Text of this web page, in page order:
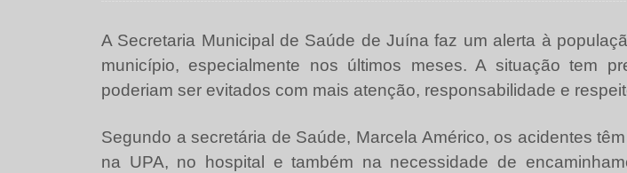
A Secretaria Municipal de Saúde de Juína faz um alerta à
município, especialmente nos últimos meses. A situação tem
poderiam ser evitados com mais atenção, responsabilidade e
Segundo a secretária de Saúde, Marcela Américo, os acidentes
na UPA, no hospital e também na necessidade de